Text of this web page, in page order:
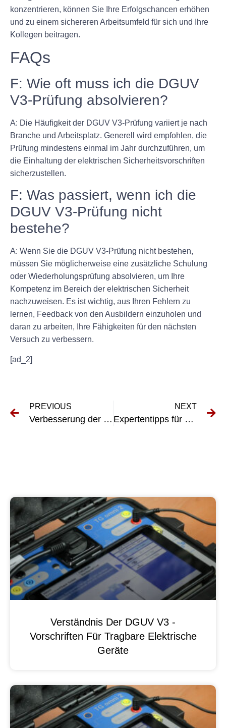
konzentrieren, können Sie Ihre Erfolgschancen erhöhen
und zu einem sichereren Arbeitsumfeld für sich und Ihre
Kollegen beitragen.
FAQs
F: Wie oft muss ich die DGUV
V3-Prüfung absolvieren?
A: Die Häufigkeit der DGUV V3-Prüfung variiert je nach
Branche und Arbeitsplatz. Generell wird empfohlen, die
Prüfung mindestens einmal im Jahr durchzuführen, um
die Einhaltung der elektrischen Sicherheitsvorschriften
sicherzustellen.
F: Was passiert, wenn ich die
DGUV V3-Prüfung nicht
bestehe?
A: Wenn Sie die DGUV V3-Prüfung nicht bestehen,
müssen Sie möglicherweise eine zusätzliche Schulung
oder Wiederholungsprüfung absolvieren, um Ihre
Kompetenz im Bereich der elektrischen Sicherheit
nachzuweisen. Es ist wichtig, aus Ihren Fehlern zu
lernen, Feedback von den Ausbildern einzuholen und
daran zu arbeiten, Ihre Fähigkeiten für den nächsten
Versuch zu verbessern.
[ad_2]
PREVIOUS
Verbesserung der elektrischen Sicherheit durch VDE 0105 Teil 100 Wiederholungsprüfung
NEXT
Expertentipps für das erfolgreiche Bestehen der UVV-Prüfung für Wagenheber-Geräte
Verständnis Der DGUV V3 -
Vorschriften Für Tragbare Elektrische
Geräte